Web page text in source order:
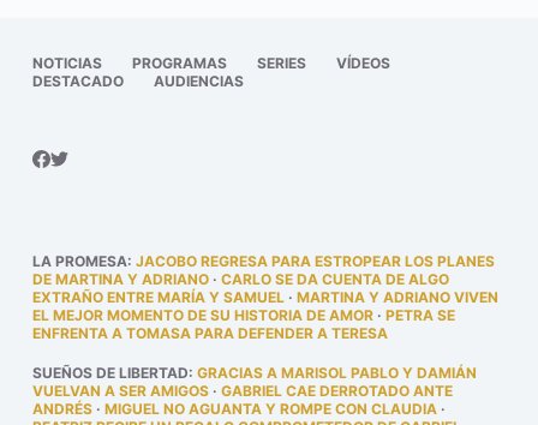
NOTICIAS PROGRAMAS SERIES
VÍDEOS
DESTACADO
AUDIENCIAS
LA PROMESA: JACOBO REGRESA PARA ESTROPEAR LOS PLANES
DE MARTINA Y ADRIANO· CARLO SE DA CUENTA DE ALGO
EXTRAÑO ENTRE MARÍA Y SAMUEL· MARTINA Y ADRIANO VIVEN
EL MEJOR MOMENTO DE SU HISTORIA DE AMOR· PETRA SE
ENFRENTA A TOMASA PARA DEFENDER A TERESA
SUEÑOS DE LIBERTAD: GRACIAS A MARISOL PABLO Y DAMIÁN
VUELVAN A SER AMIGOS· GABRIEL CAE DERROTADO ANTE
ANDRÉS· MIGUEL NO AGUANTA Y ROMPE CON CLAUDIA·